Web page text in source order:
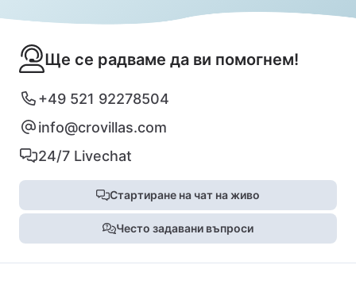
Ще се радваме да ви помогнем!
+49 521 92278504
info@crovillas.com
24/7 Livechat
Стартиране на чат на живо
Често задавани въпроси